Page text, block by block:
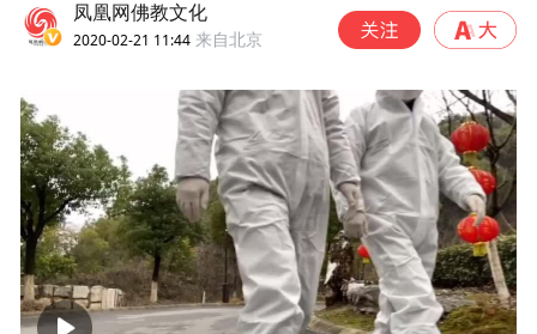
凤凰网佛教文化
2020-02-21 11:44 来自北京